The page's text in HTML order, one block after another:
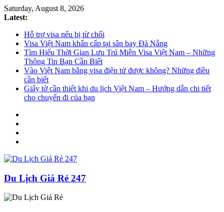
Saturday, August 8, 2026
Latest:
Hỗ trợ visa nếu bị từ chối
Visa Việt Nam khẩn cấp tại sân bay Đà Nẵng
Tìm Hiểu Thời Gian Lưu Trú Miễn Visa Việt Nam – Những
Thông Tin Bạn Cần Biết
Vào Việt Nam bằng visa điện tử được không? Những điều
cần biết
Giấy tờ cần thiết khi du lịch Việt Nam – Hướng dẫn chi tiết
cho chuyến đi của bạn
Du Lịch Giá Rẻ 247